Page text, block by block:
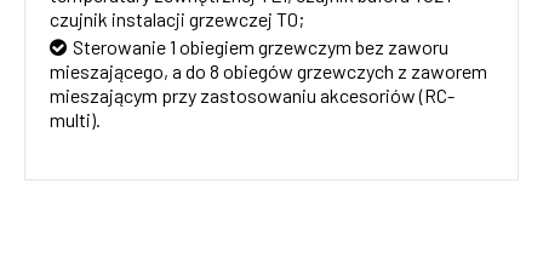
czujnik instalacji grzewczej T0;
Sterowanie 1 obiegiem grzewczym bez zaworu
mieszającego, a do 8 obiegów grzewczych z zaworem
mieszającym przy zastosowaniu akcesoriów (RC-
multi).